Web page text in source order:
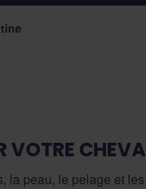
VOTRE
la peau, le pelage et